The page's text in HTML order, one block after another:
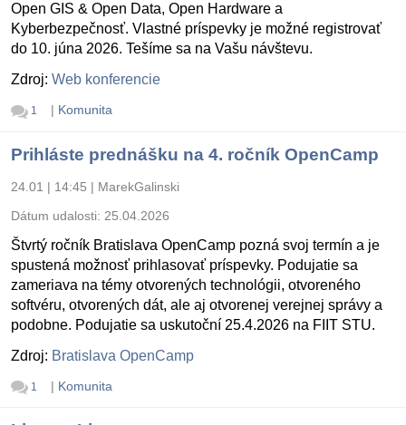
Open GIS & Open Data, Open Hardware a
Kyberbezpečnosť. Vlastné príspevky je možné registrovať
do 10. júna 2026. Tešíme sa na Vašu návštevu.
Zdroj: Web konferencie
1 | Komunita
Prihláste prednášku na 4. ročník OpenCamp
24.01 | 14:45 | MarekGalinski
Dátum udalosti: 25.04.2026
Štvrtý ročník Bratislava OpenCamp pozná svoj termín a je
spustená možnosť prihlasovať príspevky. Podujatie sa
zameriava na témy otvorených technológii, otvoreného
softvéru, otvorených dát, ale aj otvorenej verejnej správy a
podobne. Podujatie sa uskutoční 25.4.2026 na FIIT STU.
Zdroj: Bratislava OpenCamp
1 | Komunita